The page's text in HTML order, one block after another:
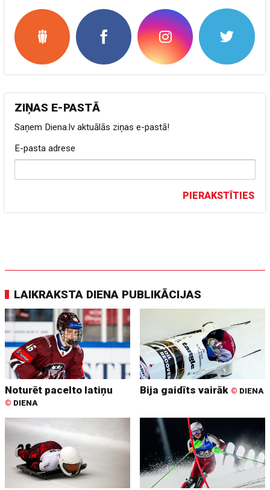
ZIŅAS E-PASTĀ
Saņem Diena.lv aktuālās ziņas e-pastā!
E-pasta adrese
PIERAKSTĪTIES
LAIKRAKSTA DIENA PUBLIKĀCIJAS
Noturēt pacelto latiņu
© DIENA
Bija gaidīts vairāk © DIENA